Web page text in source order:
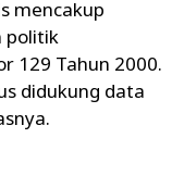
mencakup
politik
129 Tahun 2000.
didukung data